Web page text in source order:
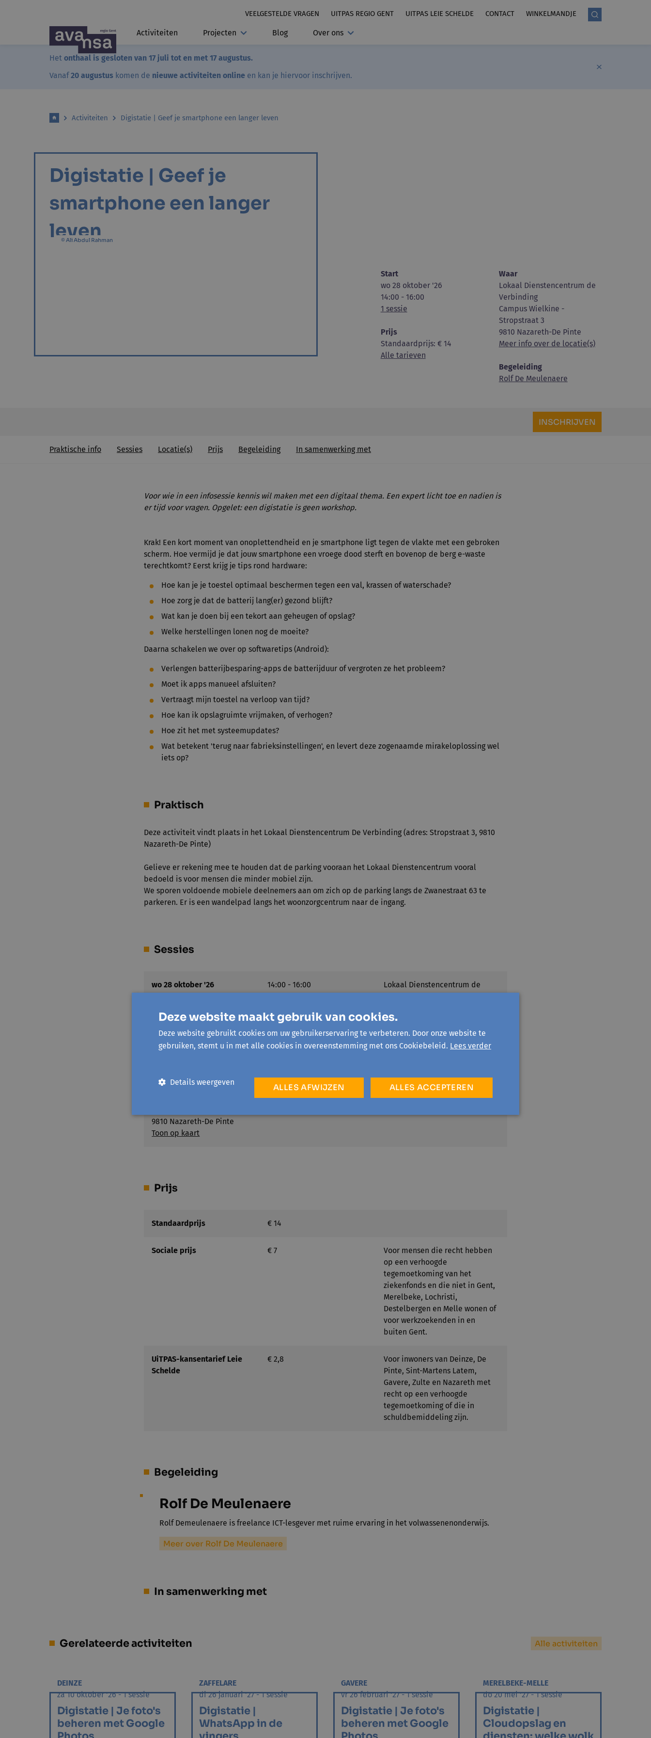
VEELGESTELDE VRAGEN UITPAS REGIO GENT UITPAS LEIE SCHELDE CONTACT WINKELMANDJE
Activiteiten Projecten Blog Over ons
Het onthaal is gesloten van 17 juli tot en met 17 augustus.
Vanaf20 augustus komen de nieuwe activiteiten online en kan je hiervoor inschrijven.
Activiteiten Digistatie | Geef je smartphone een langer leven
Digistatie | Geef je
smartphone een langer
leven
© Ali Abdul Rahman
Start
wo 28 oktober '26
14:00 - 16:00
1 sessie
Prijs
Standaardprijs: € 14
Alle tarieven
Waar
Lokaal Dienstencentrum de
Verbinding
Campus Wielkine -
Stropstraat 3
9810 Nazareth-De Pinte
Meer info over de locatie(s)
Begeleiding
Rolf De Meulenaere
INSCHRIJVEN
Praktische info Sessies Locatie(s) Prijs Begeleiding In samenwerking met
Voor wie in een infosessie kennis wil maken met een digitaal thema. Een expert licht toe en nadien is
er tijd voor vragen. Opgelet: een digistatie is geen workshop.
Krak! Een kort moment van onoplettendheid en je smartphone ligt tegen de vlakte met een gebroken
scherm. Hoe vermijd je dat jouw smartphone een vroege dood sterft en bovenop de berg e-waste
terechtkomt? Eerst krijg je tips rond hardware:
Hoe kan je je toestel optimaal beschermen tegen een val, krassen of waterschade?
Hoe zorg je dat de batterij lang(er) gezond blijft?
Wat kan je doen bij een tekort aan geheugen of opslag?
Welke herstellingen lonen nog de moeite?
Daarna schakelen we over op softwaretips (Android):
Verlengen batterijbesparing-apps de batterijduur of vergroten ze het probleem?
Moet ik apps manueel afsluiten?
Vertraagt mijn toestel na verloop van tijd?
Hoe kan ik opslagruimte vrijmaken, of verhogen?
Hoe zit het met systeemupdates?
Wat betekent 'terug naar fabrieksinstellingen', en levert deze zogenaamde mirakeloplossing wel
iets op?
Praktisch
Deze activiteit vindt plaats in het Lokaal Dienstencentrum De Verbinding (adres: Stropstraat 3, 9810
Nazareth-De Pinte)
Gelieve er rekening mee te houden dat de parking vooraan het Lokaal Dienstencentrum vooral
bedoeld is voor mensen die minder mobiel zijn.
We sporen voldoende mobiele deelnemers aan om zich op de parking langs de Zwanestraat 63 te
parkeren. Er is een wandelpad langs het woonzorgcentrum naar de ingang.
Sessies
wo 28 oktober '26 14:00 - 16:00
Lokaal Dienstencentrum de
Locatie(s)
Lokaal Dienstencentrum de
9810 Nazareth-De Pinte
Toon op kaart
Prijs
Standaardprijs € 14
Sociale prijs € 7
Voor mensen die recht hebben
op een verhoogde
tegemoetkoming van het
ziekenfonds en die niet in Gent,
Merelbeke, Lochristi,
Destelbergen en Melle wonen of
voor werkzoekenden in en
buiten Gent.
UiTPAS-kansentarief Leie
Schelde
€ 2,8
Voor inwoners van Deinze, De
Pinte, Sint-Martens Latem,
Gavere, Zulte en Nazareth met
recht op een verhoogde
tegemoetkoming of die in
schuldbemiddeling zijn.
Begeleiding
Rolf De Meulenaere
Rolf Demeulenaere is freelance ICT-lesgever met ruime ervaring in het volwassenenonderwijs.
Meer over Rolf De Meulenaere
In samenwerking met
Gerelateerde activiteiten Alle activiteiten
DEINZE
za 10 oktober '26 - 1 sessie
Digistatie | Je foto's
beheren met Google
ZAFFELARE
di 26 januari '27 - 1 sessie
Digistatie |
WhatsApp in de
GAVERE
vr 26 februari '27 - 1 sessie
Digistatie | Je foto's
beheren met Google
MERELBEKE-MELLE
do 20 mei '27 - 1 sessie
Digistatie |
Cloudopslag en
Deze website maakt gebruik van cookies.
Deze website gebruikt cookies om uw gebruikerservaring te verbeteren. Door onze website te
gebruiken, stemt u in met alle cookies in overeenstemming met ons Cookiebeleid. Lees verder
ALLES ACCEPTEREN
ALLES AFWIJZEN
Details weergeven